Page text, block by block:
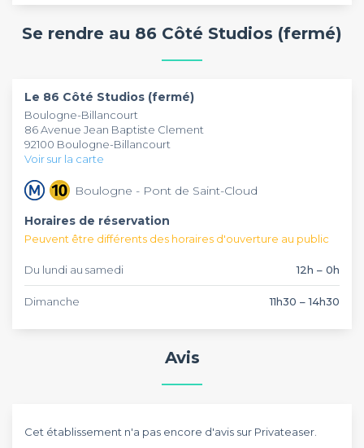
photos de grands noms du cinéma. Côté carte, les produits
Enfin, l'établissement vous propose un brunch à volonté le
dimanche dès 11h30.
Autant résumer tout et convenir que vous aurez du mal à
trouver un établissement aussi bien que
Studios, donc foncez et privatisez le !
Se rendre au 86 Côté Studios (fermé)
Le 86 Côté Studios (fermé)
Boulogne-Billancourt
86 Avenue Jean Baptiste Clement
92100 Boulogne-Billancourt
Voir sur la carte
Boulogne - Pont de Saint-Cloud
Horaires de réservation
Peuvent être différents des horaires d'ouverture au public
Du lundi au samedi 12h – 0h
Dimanche 11h30 – 14h30
Avis
Cet établissement n'a pas encore d'avis sur Privateaser.